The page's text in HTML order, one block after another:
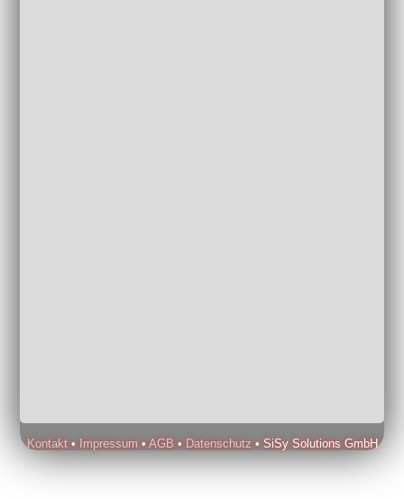
Kontakt• Impressum • AGB • Datenschutz • SiSy Solutions GmbH